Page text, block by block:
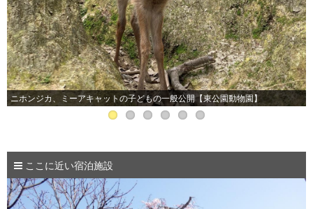
ニホンジカ、ミーアキャットの子どもの一般公開【東公園動物園】
ここに近い宿泊施設